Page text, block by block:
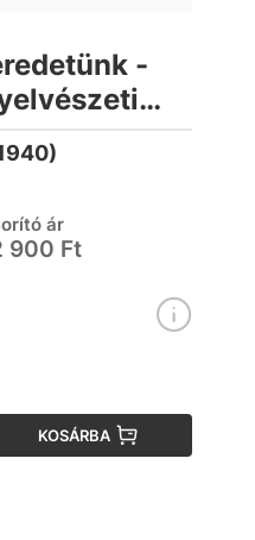
-
ár
900 Ft
KOSÁRBA